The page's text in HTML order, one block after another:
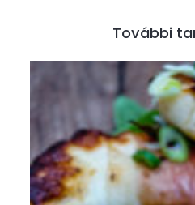
További